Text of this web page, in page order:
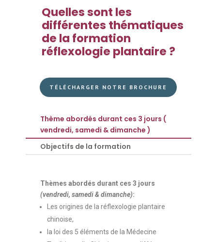
Quelles sont les
différentes thématiques
de la formation
réflexologie plantaire ?
TÉLÉCHARGER NOTRE BROCHURE
Thème abordés durant ces 3 jours (
vendredi, samedi & dimanche )
Objectifs de la formation
Thèmes abordés durant ces 3 jours
(vendredi, samedi & dimanche):
Les origines de la réflexologie plantaire
chinoise,
la loi des 5 éléments de la Médecine